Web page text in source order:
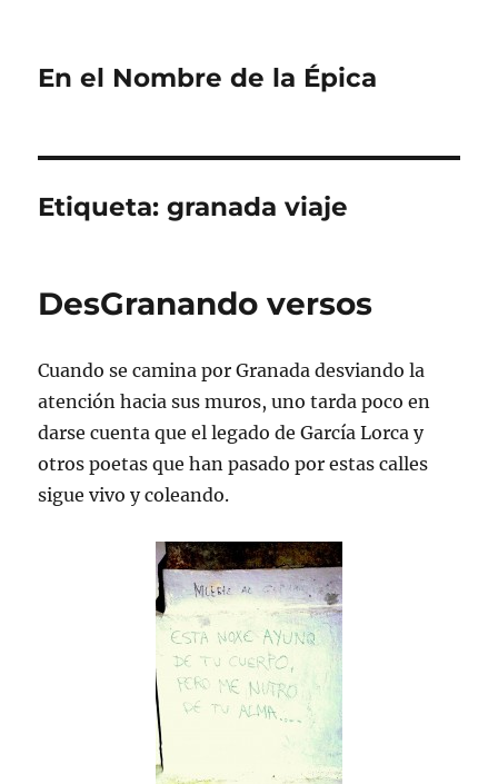
En el Nombre de la Épica
Etiqueta:granada viaje
DesGranando versos
Cuando se camina por Granada desviando la
atención hacia sus muros, uno tarda poco en
darse cuenta que el legado de García Lorca y
otros poetas que han pasado por estas calles
sigue vivo y coleando.